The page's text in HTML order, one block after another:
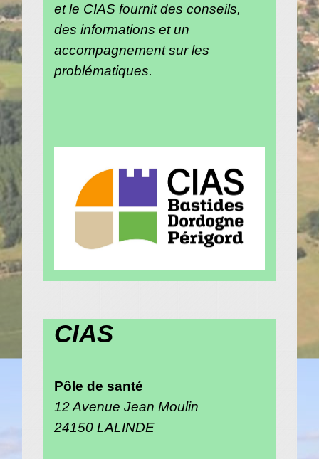
et le CIAS fournit des conseils,
des informations et un
accompagnement sur les
problématiques.
CIAS
Pôle de santé
12 Avenue Jean Moulin
24150 LALINDE